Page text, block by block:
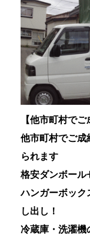
【他市町村で
他市町村でご成
られます
格安ダンボール
ハンガーボッ
し出し！
冷蔵庫・洗濯